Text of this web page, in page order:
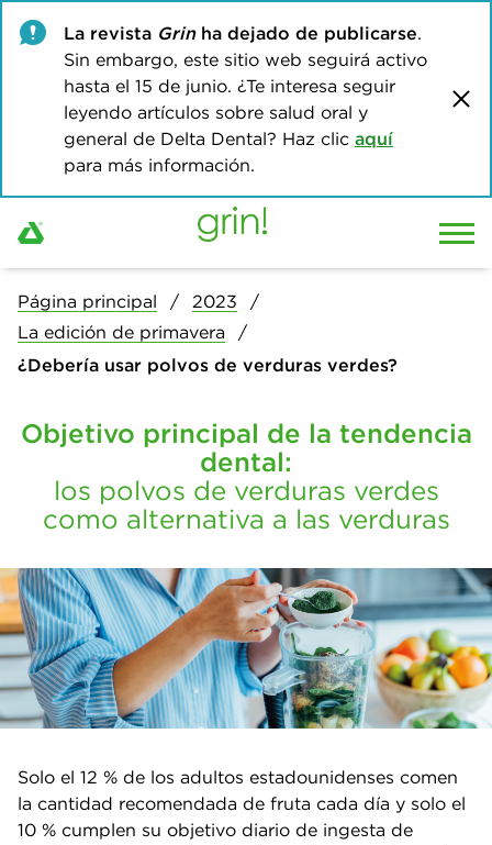
Página principal
2023
La edición de primavera
¿Debería usar polvos de verduras verdes?
La revista Grinha dejado de publicarse.
Sin embargo, este sitio web seguirá activo
hasta el 15 de junio. ¿Te interesa seguir
leyendo artículos sobre salud oral y
general de Delta Dental? Haz clic aquí
para más información.
Objetivo principal de la tendencia
dental:
los polvos de verduras verdes
como alternativa a las verduras
Solo el 12 % de los adultos estadounidenses comen
la cantidad recomendada de fruta cada día y solo el
10 % cumplen su objetivo diario de ingesta de